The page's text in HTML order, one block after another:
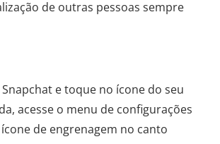
de outras pessoas sempre
Snapchat e toque no ícone do seu
acesse o menu de configurações
de engrenagem no canto